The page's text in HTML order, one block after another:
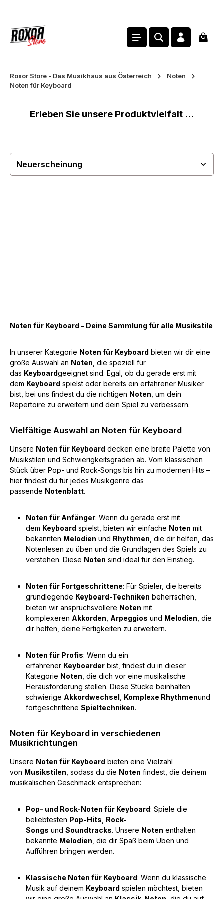
Roxor Store - Das Musikhaus aus Österreich
Noten
Noten für Keyboard
Erleben Sie unsere Produktvielfalt ...
Noten für Keyboard – Deine Sammlung für alle Musikstile
In unserer Kategorie Noten für Keyboard bieten wir dir eine
große Auswahl an Noten , die speziell für
das Keyboardgeeignet sind. Egal, ob du gerade erst mit
dem Keyboard spielst oder bereits ein erfahrener Musiker
bist, bei uns findest du die richtigen Noten , um dein
Repertoire zu erweitern und dein Spiel zu verbessern.
Vielfältige Auswahl an Noten für Keyboard
Unsere Noten für Keyboard decken eine breite Palette von
Musikstilen und Schwierigkeitsgraden ab. Vom klassischen
Stück über Pop- und Rock-Songs bis hin zu modernen Hits –
hier findest du für jedes Musikgenre das
passende Notenblatt.
Noten für Anfänger: Wenn du gerade erst mit
dem Keyboard spielst, bieten wir einfache Noten mit
bekannten Melodien und Rhythmen , die dir helfen, das
Notenlesen zu üben und die Grundlagen des Spiels zu
verstehen. Diese Noten sind ideal für den Einstieg.
Noten für Fortgeschrittene: Für Spieler, die bereits
grundlegende Keyboard-Techniken beherrschen,
bieten wir anspruchsvollere Noten mit
komplexeren Akkorden Arpeggios und Melodien , die
dir helfen, deine Fertigkeiten zu erweitern.
Noten für Profis: Wenn du ein
erfahrener Keyboarder bist, findest du in dieser
Kategorie Noten , die dich vor eine musikalische
Herausforderung stellen. Diese Stücke beinhalten
schwierige Akkordwechsel Komplexe Rhythmenund
fortgeschrittene Spieltechniken.
Noten für Keyboard in verschiedenen
Musikrichtungen
Unsere Noten für Keyboard bieten eine Vielzahl
von Musikstilen , sodass du die Noten findest, die deinem
musikalischen Geschmack entsprechen:
Pop- und Rock-Noten für Keyboard: Spiele die
beliebtesten Pop-Hits Rock-
Songs und Soundtracks. Unsere Noten enthalten
bekannte Melodien , die dir Spaß beim Üben und
Aufführen bringen werden.
Klassische Noten für Keyboard: Wenn du klassische
Musik auf deinem Keyboard spielen möchtest, bieten